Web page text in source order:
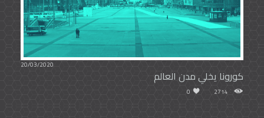
20/03/2020
كورونا يخلي مدن العالم
2714
0